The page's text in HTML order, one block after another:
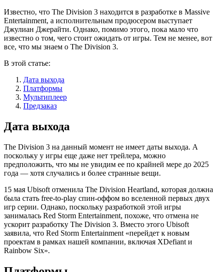
Известно, что The Division 3 находится в разработке в Massive
Entertainment, а исполнительным продюсером выступает
Джулиан Джерайти. Однако, помимо этого, пока мало что
известно о том, чего стоит ожидать от игры. Тем не менее, вот
все, что мы знаем о The Division 3.
В этой статье:
Дата выхода
Платформы
Мультиплеер
Предзаказ
Дата выхода
The Division 3 на данный момент не имеет даты выхода. А
поскольку у игры еще даже нет трейлера, можно
предположить, что мы не увидим ее по крайней мере до 2025
года — хотя случались и более странные вещи.
15 мая Ubisoft отменила The Division Heartland, которая должна
была стать free-to-play спин-оффом во вселенной первых двух
игр серии. Однако, поскольку разработкой этой игры
занималась Red Storm Entertainment, похоже, что отмена не
ускорит разработку The Division 3. Вместо этого Ubisoft
заявила, что Red Storm Entertainment «перейдет к новым
проектам в рамках нашей компании, включая XDefiant и
Rainbow Six».